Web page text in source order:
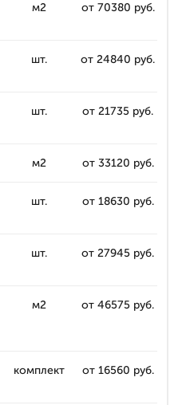
м2 от 70380 руб.
шт. от 24840 руб.
шт. от 21735 руб.
м2 от 33120 руб.
шт. от 18630 руб.
шт. от 27945 руб.
м2 от 46575 руб.
комплект от 16560 руб.